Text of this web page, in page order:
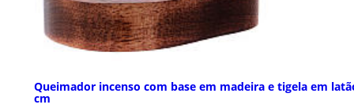
Queimador incenso com base em madeira e tigela em
cm